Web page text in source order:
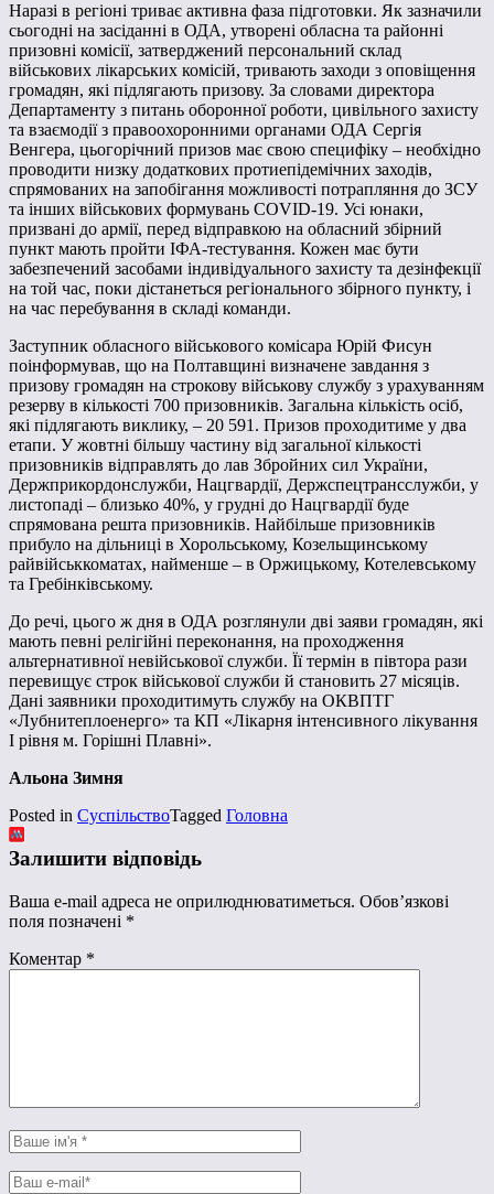
Наразі в регіоні триває активна фаза підготовки. Як зазначили
сьогодні на засіданні в ОДА, утворені обласна та районні
призовні комісії, затверджений персональний склад
військових лікарських комісій, тривають заходи з оповіщення
громадян, які підлягають призову. За словами директора
Департаменту з питань оборонної роботи, цивільного захисту
та взаємодії з правоохоронними органами ОДА Сергія
Венгера, цьогорічний призов має свою специфіку – необхідно
проводити низку додаткових протиепідемічних заходів,
спрямованих на запобігання можливості потрапляння до ЗСУ
та інших військових формувань COVID-19. Усі юнаки,
призвані до армії, перед відправкою на обласний збірний
пункт мають пройти ІФА-тестування. Кожен має бути
забезпечений засобами індивідуального захисту та дезінфекції
на той час, поки дістанеться регіонального збірного пункту, і
на час перебування в складі команди.
Заступник обласного військового комісара Юрій Фисун
поінформував, що на Полтавщині визначене завдання з
призову громадян на строкову військову службу з урахуванням
резерву в кількості 700 призовників. Загальна кількість осіб,
які підлягають виклику, – 20 591. Призов проходитиме у два
етапи. У жовтні більшу частину від загальної кількості
призовників відправлять до лав Збройних сил України,
Держприкордонслужби, Нацгвардії, Держспецтрансслужби, у
листопаді – близько 40%, у грудні до Нацгвардії буде
спрямована решта призовників. Найбільше призовників
прибуло на дільниці в Хорольському, Козельщинському
райвійськкоматах, найменше – в Оржицькому, Котелевському
та Гребінківському.
До речі, цього ж дня в ОДА розглянули дві заяви громадян, які
мають певні релігійні переконання, на проходження
альтернативної невійськової служби. Її термін в півтора рази
перевищує строк військової служби й становить 27 місяців.
Дані заявники проходитимуть службу на ОКВПТГ
«Лубнитеплоенерго» та КП «Лікарня інтенсивного лікування
І рівня м. Горішні Плавні».
Альона Зимня
Posted in СуспільствоTagged Головна
Залишити відповідь
Ваша e-mail адреса не оприлюднюватиметься. Обов’язкові
поля позначені *
Коментар *